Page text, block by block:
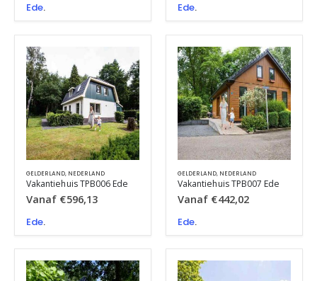
Ede. Ede.
GELDERLAND, NEDERLAND
Vakantiehuis TPB006 Ede
Vanaf €596,13
Ede.
GELDERLAND, NEDERLAND
Vakantiehuis TPB007 Ede
Vanaf €442,02
Ede.